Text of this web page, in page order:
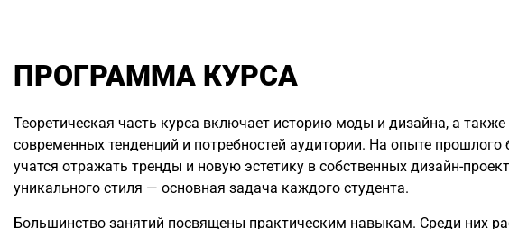
ПРОГРАММА КУРСА
Теоретическая часть курса включает историю моды и дизайна, а также
современных тенденций и потребностей аудитории. На опыте
учатся отражать тренды и новую эстетику в собственных дизайн-
уникального стиля — основная задача каждого студента.
Большинство занятий посвящены практическим навыкам. Среди них